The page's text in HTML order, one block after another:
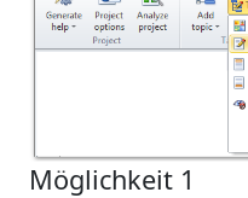
Möglichkeit 1